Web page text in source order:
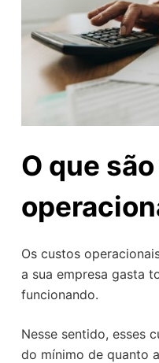
O que
Os custos
a sua empresa gasta
funcionando.
Nesse sentido, esses
do mínimo de quanto